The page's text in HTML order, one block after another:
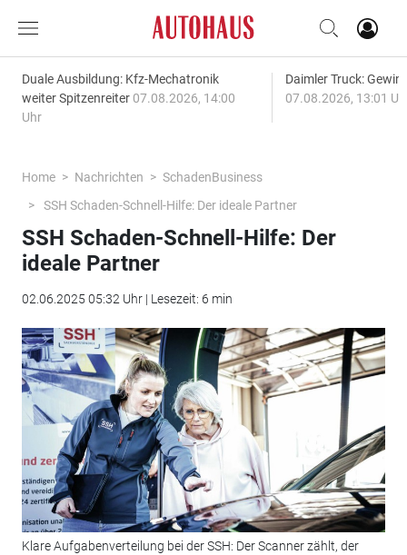
Duale Ausbildung: Kfz-Mechatronik
weiter Spitzenreiter 07.08.2026, 14:00
Uhr
Daimler Truck:
07.08.2026, 13:01
Home Nachrichten
SchadenBusiness
SSH Schaden-Schnell-Hilfe: Der ideale Partner
SSH Schaden-Schnell-Hilfe: Der
ideale Partner
02.06.2025 05:32 Uhr | Lesezeit: 6 min
Klare Aufgabenverteilung bei der SSH: Der Scanner zählt, der